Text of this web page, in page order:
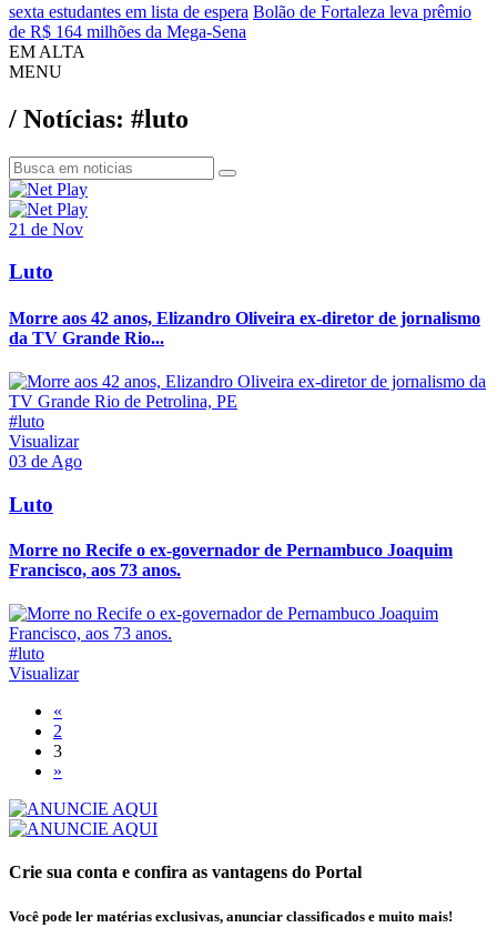
sexta estudantes em lista de espera Bolão de Fortaleza leva prêmio
de R$ 164 milhões da Mega-Sena
EM ALTA
MENU
/ Notícias: #luto
21 de Nov
Luto
Morre aos 42 anos, Elizandro Oliveira ex-diretor de jornalismo
da TV Grande Rio...
#luto
Visualizar
03 de Ago
Luto
Morre no Recife o ex-governador de Pernambuco Joaquim
Francisco, aos 73 anos.
#luto
Visualizar
«
2
3
»
Crie sua conta e confira as vantagens do Portal
Você pode ler matérias exclusivas, anunciar classificados e muito mais!